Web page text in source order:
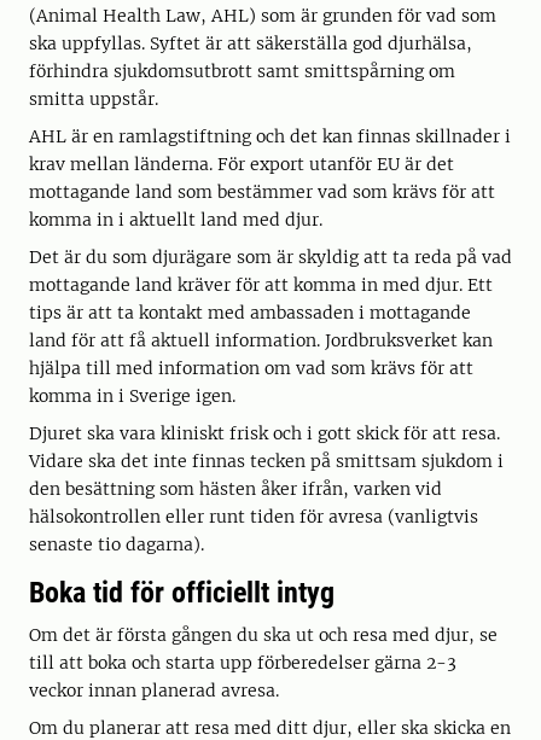
(Animal Health Law, AHL) som är grunden för vad som
ska uppfyllas. Syftet är att säkerställa god djurhälsa,
förhindra sjukdomsutbrott samt smittspårning om
smitta uppstår.
AHL är en ramlagstiftning och det kan finnas skillnader i
krav mellan länderna. För export utanför EU är det
mottagande land som bestämmer vad som krävs för att
komma in i aktuellt land med djur.
Det är du som djurägare som är skyldig att ta reda på vad
mottagande land kräver för att komma in med djur. Ett
tips är att ta kontakt med ambassaden i mottagande
land för att få aktuell information. Jordbruksverket kan
hjälpa till med information om vad som krävs för att
komma in i Sverige igen.
Djuret ska vara kliniskt frisk och i gott skick för att resa.
Vidare ska det inte finnas tecken på smittsam sjukdom i
den besättning som hästen åker ifrån, varken vid
hälsokontrollen eller runt tiden för avresa (vanligtvis
senaste tio dagarna).
Boka tid för officiellt intyg
Om det är första gången du ska ut och resa med djur, se
till att boka och starta upp förberedelser gärna 2-3
veckor innan planerad avresa.
Om du planerar att resa med ditt djur, eller ska skicka en